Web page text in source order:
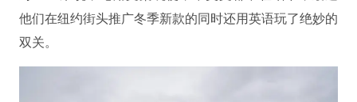
他们在纽约街头推广冬季新款的同时还用英语玩了绝妙的
双关。